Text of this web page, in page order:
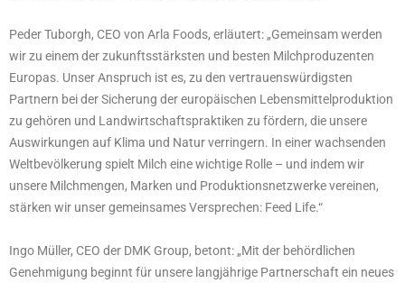
Peder Tuborgh, CEO von Arla Foods, erläutert: „Gemeinsam werden
wir zu einem der zukunftsstärksten und besten Milchproduzenten
Europas. Unser Anspruch ist es, zu den vertrauenswürdigsten
Partnern bei der Sicherung der europäischen Lebensmittelproduktion
zu gehören und Landwirtschaftspraktiken zu fördern, die unsere
Auswirkungen auf Klima und Natur verringern. In einer wachsenden
Weltbevölkerung spielt Milch eine wichtige Rolle – und indem wir
unsere Milchmengen, Marken und Produktionsnetzwerke vereinen,
stärken wir unser gemeinsames Versprechen: Feed Life.“
Ingo Müller, CEO der DMK Group, betont: „Mit der behördlichen
Genehmigung beginnt für unsere langjährige Partnerschaft ein neues